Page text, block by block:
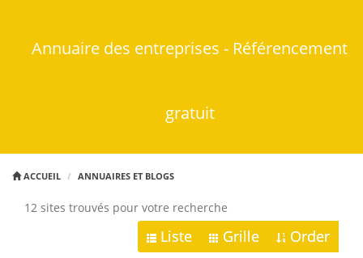
Annuaire des entreprises - Référencement
gratuit
ACCUEIL ANNUAIRES ET BLOGS
12 sites trouvés pour votre recherche
Liste Grille Order